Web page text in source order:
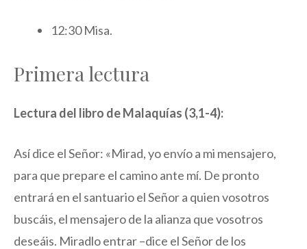
12:30 Misa.
Primera lectura
Lectura del libro de Malaquías (3,1-4):
Así dice el Señor: «Mirad, yo envío a mi mensajero,
para que prepare el camino ante mí. De pronto
entrará en el santuario el Señor a quien vosotros
buscáis, el mensajero de la alianza que vosotros
deseáis. Miradlo entrar –dice el Señor de los